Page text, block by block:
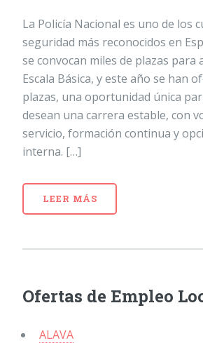
La Policía Nacional es uno de los
seguridad más reconocidos en
se convocan miles de plazas para
Escala Básica, y este año se han
plazas, una oportunidad única
desean una carrera estable, con
servicio, formación continua y
interna. […]
LEER MÁS
Ofertas de Empleo
ALAVA